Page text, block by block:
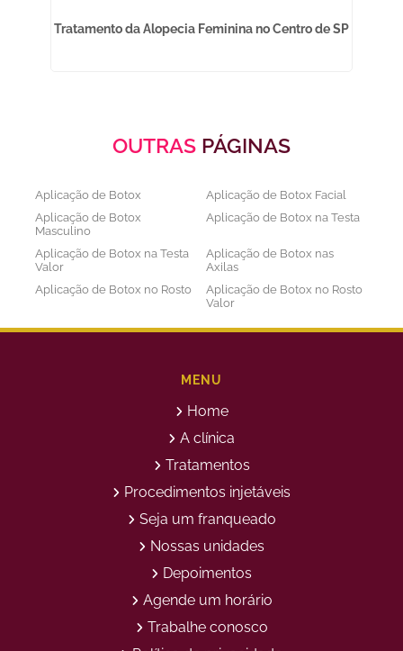
Tratamento da Alopecia Feminina no Centro de SP
OUTRAS PÁGINAS
Aplicação de Botox
Aplicação de Botox Facial
Aplicação de Botox
Masculino
Aplicação de Botox na Testa
Aplicação de Botox na Testa
Valor
Aplicação de Botox nas
Axilas
Aplicação de Botox no Rosto
Aplicação de Botox no Rosto
Valor
Aplicação de Botox nos
Aplicação de Botox Preço
Barriga
no Glúteo Valor
Bioestimulador de Colageno
Bioestimuladores de
Colágeno
Colágeno Injetável
Clareamento Facial
Botox
Clinica de Depilação a Laser
Clinica de Estetica Avançada
Clinica de Estetica Limpeza
Clinica de Limpeza de Pele
Clinica de Limpeza de Pele
Clinica de Preenchimento
MENU
Home
A clínica
Tratamentos
Procedimentos injetáveis
Seja um franqueado
Nossas unidades
Depoimentos
Agende um horário
Trabalhe conosco